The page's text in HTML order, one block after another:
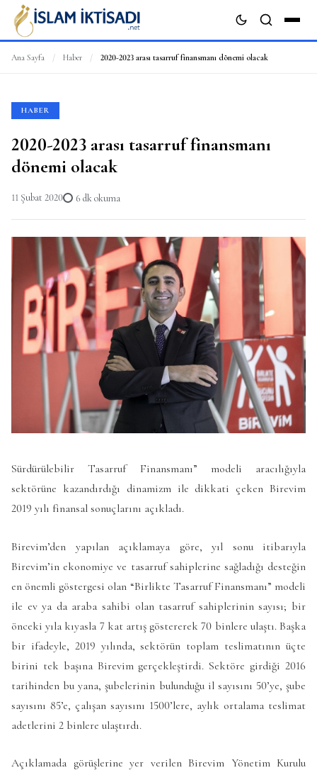
Ana Sayfa / Haber / 2020-2023 arası tasarruf finansmanı dönemi olacak
HABER
2020-2023 arası tasarruf finansmanı
dönemi olacak
11 Şubat 2020 6 dk okuma
Sürdürülebilir Tasarruf Finansmanı” modeli aracılığıyla
sektörüne kazandırdığı dinamizm ile dikkati çeken Birevim
2019 yılı finansal sonuçlarını açıkladı.
Birevim’den yapılan açıklamaya göre, yıl sonu itibarıyla
Birevim’in ekonomiye ve tasarruf sahiplerine sağladığı desteğin
en önemli göstergesi olan “Birlikte Tasarruf Finansmanı” modeli
ile ev ya da araba sahibi olan tasarruf sahiplerinin sayısı; bir
önceki yıla kıyasla 7 kat artış göstererek 70 binlere ulaştı. Başka
bir ifadeyle, 2019 yılında, sektörün toplam teslimatının üçte
birini tek başına Birevim gerçekleştirdi. Sektöre girdiği 2016
tarihinden bu yana, şubelerinin bulunduğu il sayısını 50’ye, şube
sayısını 85’e, çalışan sayısını 1500’lere, aylık ortalama teslimat
adetlerini 2 binlere ulaştırdı.
Açıklamada görüşlerine yer verilen Birevim Yönetim Kurulu